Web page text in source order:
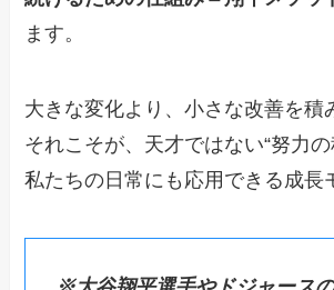
ます。
大きな変化より、小さな改善を積
それこそが、天才ではない“努力の
私たちの日常にも応用できる成長